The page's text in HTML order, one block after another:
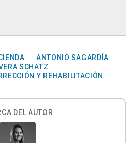
ANTONIO SAGARDÍA
SCHATZ
Y REHABILITACIÓN
DEL AUTOR